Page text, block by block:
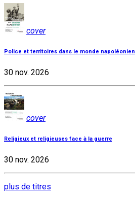
cover
Police et territoires dans le monde napoléonien
30 nov. 2026
cover
Religieux et religieuses face à la guerre
30 nov. 2026
plus de titres